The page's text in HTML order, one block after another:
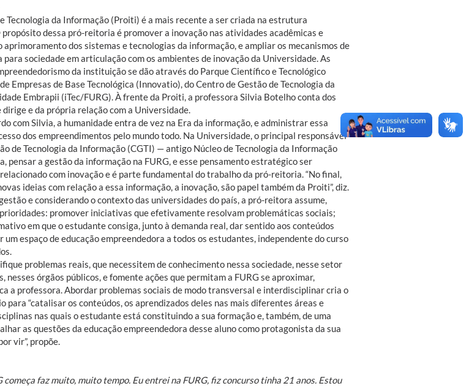
Tecnologia da Informação (Proiti) é a mais recente a ser criada na estrutura
dessa pró-reitoria é promover a inovação nas atividades acadêmicas e
dos sistemas e tecnologias da informação, e ampliar os mecanismos de
sociedade em articulação com os ambientes de inovação da Universidade. As
da instituição se dão através do Parque Científico e Tecnológico
Empresas de Base Tecnológica (Innovatio), do Centro de Gestão de Tecnologia da
Embrapii (iTec/FURG). À frente da Proiti, a professora Silvia Botelho conta dos
e da própria relação com a Universidade.
com Silvia, a humanidade entra de vez na Era da informação, e administrar essa
dos empreendimentos pelo mundo todo. Na Universidade, o principal responsável
de Tecnologia da Informação (CGTI) — antigo Núcleo de Tecnologia da Informação
pensar a gestão da informação na FURG, e esse pensamento estratégico ser
com inovação e é parte fundamental do trabalho da pró-reitoria. “No final,
ideias com relação a essa informação, a inovação, são papel também da Proiti”, diz.
e considerando o contexto das universidades do país, a pró-reitora assume,
promover iniciativas que efetivamente resolvam problemáticas sociais;
em que o estudante consiga, junto à demanda real, dar sentido aos conteúdos
um espaço de educação empreendedora a todos os estudantes, independente do curso
problemas reais, que necessitem de conhecimento nessa sociedade, nesse setor
nesses órgãos públicos, e fomente ações que permitam a FURG se aproximar,
a professora. Abordar problemas sociais de modo transversal e interdisciplinar cria o
“catalisar os conteúdos, os aprendizados deles nas mais diferentes áreas e
nas quais o estudante está constituindo a sua formação e, também, de uma
as questões da educação empreendedora desse aluno como protagonista da sua
vir”, propõe.
começa faz muito, muito tempo. Eu entrei na FURG, fiz concurso tinha 21 anos. Estou